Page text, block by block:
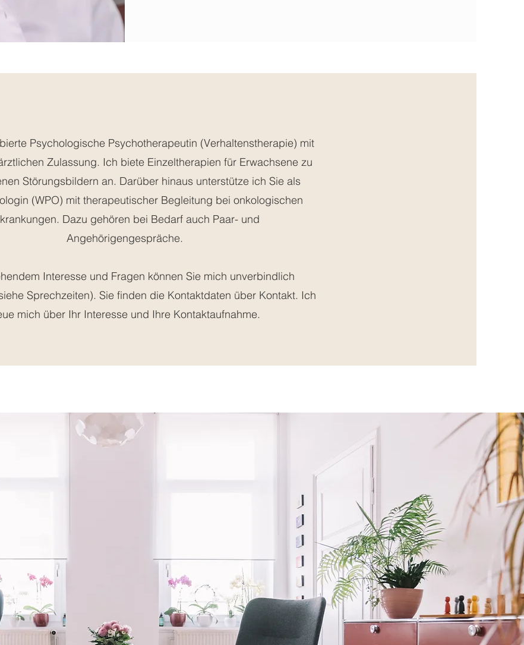
Psychologische Psychotherapeutin (Verhaltenstherapie) mit
Zulassung. Ich biete Einzeltherapien für Erwachsene zu
Störungsbildern an. Darüber hinaus unterstütze ich Sie als
(WPO) mit therapeutischer Begleitung bei onkologischen
Dazu gehören bei Bedarf auch Paar- und
Angehörigengespräche.
Interesse und Fragen können Sie mich unverbindlich
Sprechzeiten). Sie finden die Kontaktdaten über Kontakt. Ich
mich über Ihr Interesse und Ihre Kontaktaufnahme.